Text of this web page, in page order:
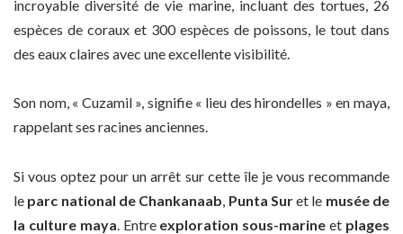
incroyable diversité de vie marine, incluant des tortues, 26
espèces de coraux et 300 espèces de poissons, le tout dans
des eaux claires avec une excellente visibilité.
Son nom, « Cuzamil », signifie « lieu des hirondelles » en maya,
rappelant ses racines anciennes.
Si vous optez pour un arrêt sur cette île je vous recommande
le parc national de Chankanaab Punta Suret le musée de
la culture maya . Entre exploration sous-marine et plages